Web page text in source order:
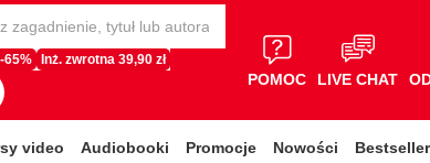
65% Inż. zwrotna 39,90 zł
POMOC LIVE CHAT
video Audiobooki Promocje Nowości